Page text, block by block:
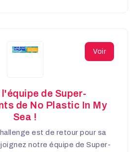
Voir
de Super-
de No Plastic In My
Sea !
est de retour pour sa
notre équipe de Super-